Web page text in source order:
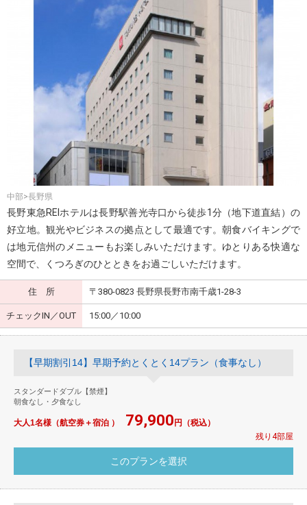
中部>長野県
長野東急REIホテルは長野駅善光寺口から徒歩1分（地下道直結）の
好立地。観光やビジネスの拠点として最適です。朝食バイキングで
は地元信州のメニューもお楽しみいただけます。ゆとりある快適な
空間で、くつろぎのひとときをお過ごしいただけます。
住 所 〒380-0823 長野県長野市南千歳1-28-3
チェックIN／OUT 15:00／10:00
【早期割引14】早期予約とくとく14プラン（食事なし）
スタンダードダブル【禁煙】
朝食なし・夕食なし
大人1名様（航空券＋宿泊 ） 79,900円（税込）
残り4部屋